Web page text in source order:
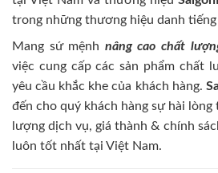
trong những thương hiệu danh tiếng
Mang sứ mệnh nâng cao chất
việc cung cấp các sản phẩm chất
yêu cầu khắc khe của khách hàng.
đến cho quý khách hàng sự hài
lượng dịch vụ, giá thành & chính
luôn tốt nhất tại Việt Nam.